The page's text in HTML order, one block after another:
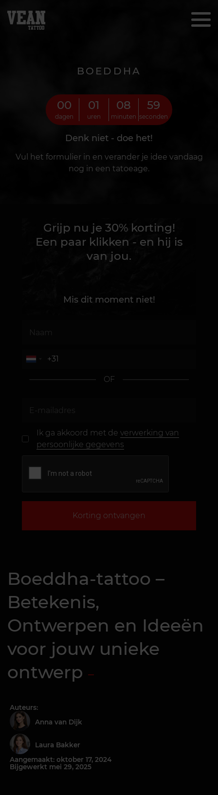
BOEDDHA
00
dagen
01
uren
08
minuten
56
seconden
Denk niet - doe het!
Vul het formulier in en verander je idee vandaag
nog in een tatoeage.
Grijp nu je 30% korting!
Een paar klikken - en hij is
van jou.
Mis dit moment niet!
OF
Ik ga akkoord met de verwerking van
persoonlijke gegevens
Korting ontvangen
Boeddha-tattoo –
Betekenis,
Ontwerpen en Ideeën
voor jouw unieke
ontwerp
Auteurs:
Anna van Dijk
Laura Bakker
Aangemaakt: oktober 17, 2024
Bijgewerkt mei 29, 2025